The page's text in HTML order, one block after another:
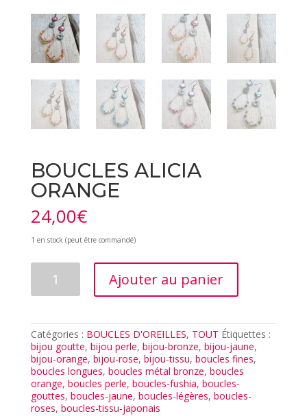
BOUCLES ALICIA
ORANGE
24,00€
1 en stock (peut être commandé)
Ajouter au panier
Catégories : BOUCLES D'OREILLES, TOUT Étiquettes :
bijou goutte, bijou perle, bijou-bronze, bijou-jaune,
bijou-orange, bijou-rose, bijou-tissu, boucles fines,
boucles longues, boucles métal bronze, boucles
orange, boucles perle, boucles-fushia, boucles-
gouttes, boucles-jaune, boucles-légères, boucles-
roses, boucles-tissu-japonais